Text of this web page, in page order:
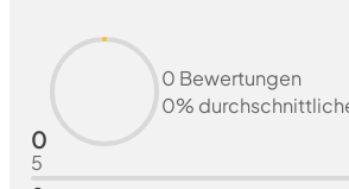
0
0 Bewertungen
0%
5